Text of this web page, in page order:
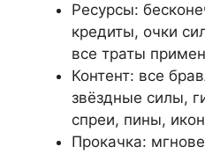
Ресурсы:
кредиты, очки
все траты
Контент: все
звёздные силы,
спреи, пины,
Прокачка: